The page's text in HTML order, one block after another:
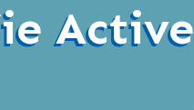
Active